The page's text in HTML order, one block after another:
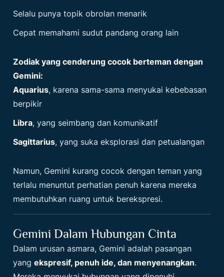
Selalu punya topik obrolan menarik
Cepat memahami sudut pandang orang lain
Zodiak yang cenderung cocok berteman dengan
Gemini:
Aquarius, karena sama-sama menyukai kebebasan
berpikir
Libra, yang seimbang dan komunikatif
Sagittarius, yang suka eksplorasi dan petualangan
Namun, Gemini kurang cocok dengan teman yang
terlalu menuntut perhatian penuh karena mereka
membutuhkan ruang untuk berekspresi.
Gemini Dalam Hubungan Cinta
Dalam urusan asmara, Gemini adalah pasangan
yangekspresif, penuh ide, dan menyenangkan.